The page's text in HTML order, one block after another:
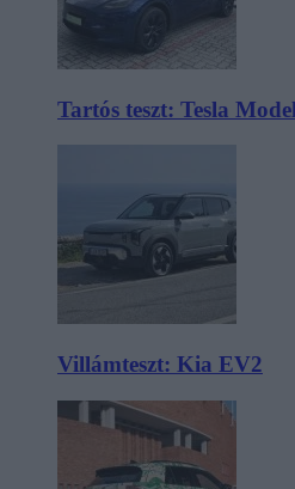
Tartós teszt: Tesla
Villámteszt: Kia EV2